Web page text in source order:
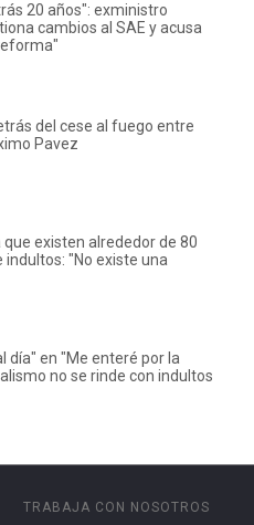
20 años": exministro
cambios al SAE y acusa
del cese al fuego entre
Pavez
que existen alrededor de 80
indultos: "No existe una
día" en "Me enteré por la
no se rinde con indultos
TRABAJA CON NOSOTROS